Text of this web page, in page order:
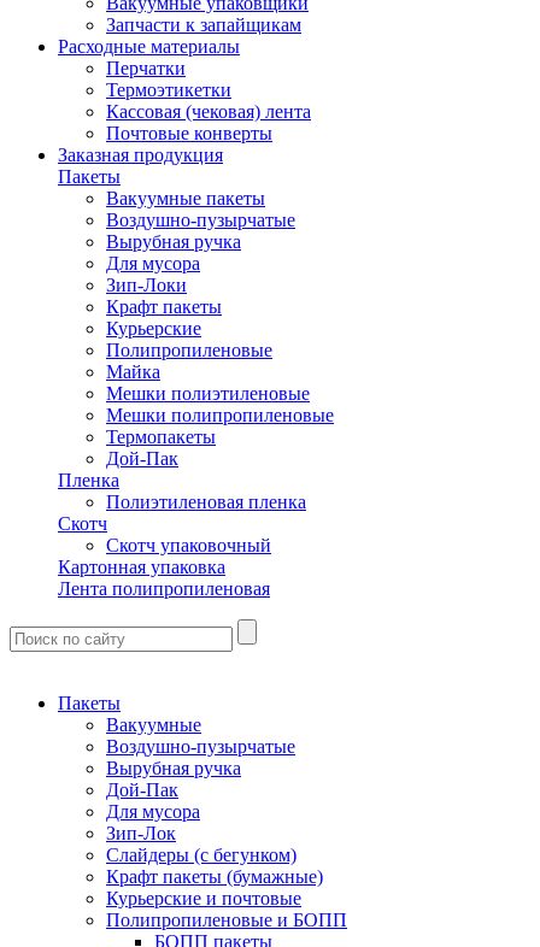
Запчасти к запайщикам
Расходные материалы
Перчатки
Термоэтикетки
Кассовая (чековая) лента
Почтовые конверты
Заказная продукция
Пакеты
Вакуумные пакеты
Воздушно-пузырчатые
Вырубная ручка
Для мусора
Зип-Локи
Крафт пакеты
Курьерские
Полипропиленовые
Майка
Мешки полиэтиленовые
Мешки полипропиленовые
Термопакеты
Дой-Пак
Пленка
Полиэтиленовая пленка
Скотч
Скотч упаковочный
Картонная упаковка
Лента полипропиленовая
Пакеты
Вакуумные
Воздушно-пузырчатые
Вырубная ручка
Дой-Пак
Для мусора
Зип-Лок
Слайдеры (с бегунком)
Крафт пакеты (бумажные)
Курьерские и почтовые
Полипропиленовые и БОПП
БОПП пакеты